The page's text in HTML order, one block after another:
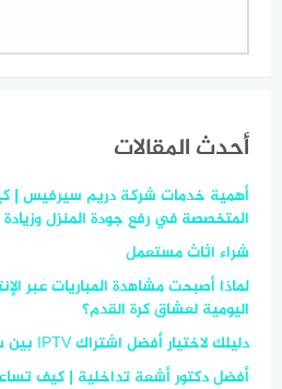
أحدث المقالات
أهمية خدمات شركة دريم سيرفيس |
المتخصصة في رفع جودة المنزل وزيادة
شراء اثاث مستعمل
لماذا أصبحت مشاهدة المباريات عبر
اليومية لعشاق كرة القدم؟
دليلك لاختيار أفضل اشتراك IPTV بين سمارترز وهولك وفالكون
أفضل دكتور أشعة تداخلية | كيف